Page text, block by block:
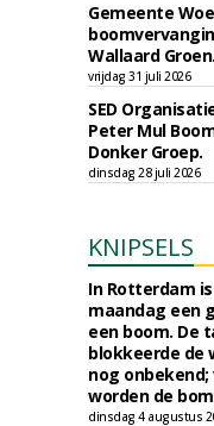
Gemeente
Wallaard Groen.
vrijdag 31 juli 2026
SED
Peter Mul
Donker Groep.
dinsdag 28 juli 2026
KNIPSELS
In Rotterdam
maandag een
een boom. De
blokkeerde de
nog
worden de
dinsdag 4 augustus